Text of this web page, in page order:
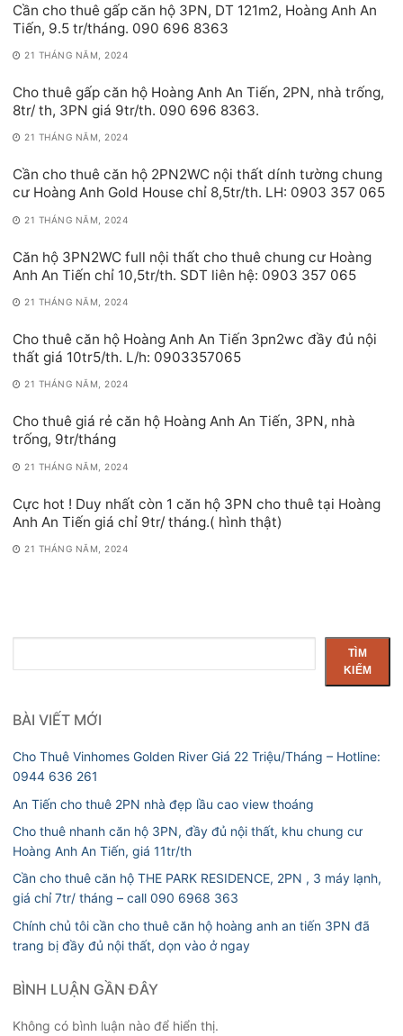
Cần cho thuê gấp căn hộ 3PN, DT 121m2, Hoàng Anh An
Tiến, 9.5 tr/tháng. 090 696 8363
21 THÁNG NĂM, 2024
Cho thuê gấp căn hộ Hoàng Anh An Tiến, 2PN, nhà trống,
8tr/ th, 3PN giá 9tr/th. 090 696 8363.
21 THÁNG NĂM, 2024
Cần cho thuê căn hộ 2PN2WC nội thất dính tường chung
cư Hoàng Anh Gold House chỉ 8,5tr/th. LH: 0903 357 065
21 THÁNG NĂM, 2024
Căn hộ 3PN2WC full nội thất cho thuê chung cư Hoàng
Anh An Tiến chỉ 10,5tr/th. SDT liên hệ: 0903 357 065
21 THÁNG NĂM, 2024
Cho thuê căn hộ Hoàng Anh An Tiến 3pn2wc đầy đủ nội
thất giá 10tr5/th. L/h: 0903357065
21 THÁNG NĂM, 2024
Cho thuê giá rẻ căn hộ Hoàng Anh An Tiến, 3PN, nhà
trống, 9tr/tháng
21 THÁNG NĂM, 2024
Cực hot ! Duy nhất còn 1 căn hộ 3PN cho thuê tại Hoàng
Anh An Tiến giá chỉ 9tr/ tháng.( hình thật)
21 THÁNG NĂM, 2024
kiếm
TÌM
KIẾM
BÀI VIẾT MỚI
Cho Thuê Vinhomes Golden River Giá 22 Triệu/Tháng – Hotline:
0944 636 261
An Tiến cho thuê 2PN nhà đẹp lầu cao view thoáng
Cho thuê nhanh căn hộ 3PN, đầy đủ nội thất, khu chung cư
Hoàng Anh An Tiến, giá 11tr/th
Cần cho thuê căn hộ THE PARK RESIDENCE, 2PN , 3 máy lạnh,
giá chỉ 7tr/ tháng – call 090 6968 363
Chính chủ tôi cần cho thuê căn hộ hoàng anh an tiến 3PN đã
trang bị đầy đủ nội thất, dọn vào ở ngay
BÌNH LUẬN GẦN ĐÂY
Không có bình luận nào để hiển thị.